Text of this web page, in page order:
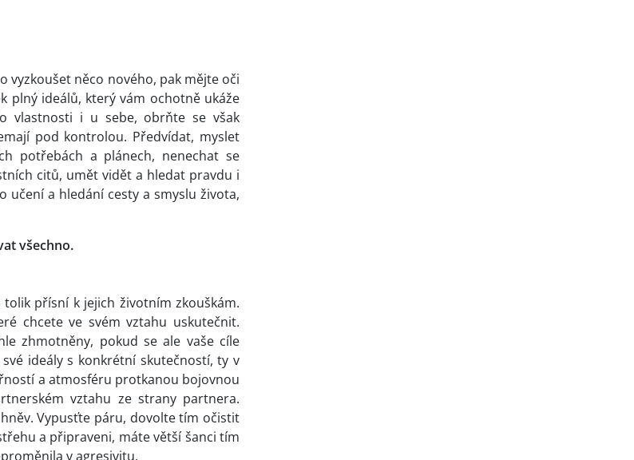
vyzkoušet něco nového, pak mějte oči
plný ideálů, který vám ochotně ukáže
vlastnosti i u sebe, obrňte se však
pod kontrolou. Předvídat, myslet
potřebách a plánech, nenechat se
citů, umět vidět a hledat pravdu i
učení a hledání cesty a smyslu života,
všechno.
přísní k jejich životním zkouškám.
chcete ve svém vztahu uskutečnit.
zhmotněny, pokud se ale vaše cíle
ideály s konkrétní skutečností, ty v
a atmosféru protkanou bojovnou
vztahu ze strany partnera.
Vypusťte páru, dovolte tím očistit
a připraveni, máte větší šanci tím
v agresivitu.